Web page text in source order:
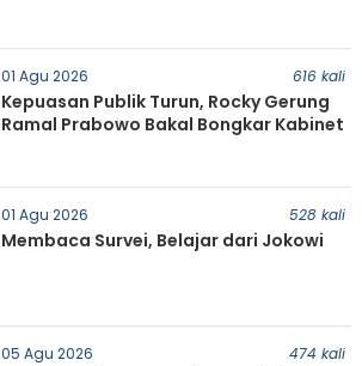
01 Agu 2026 616 kali
Kepuasan Publik Turun, Rocky Gerung
Ramal Prabowo Bakal Bongkar Kabinet
01 Agu 2026 528 kali
Membaca Survei, Belajar dari Jokowi
05 Agu 2026 474 kali